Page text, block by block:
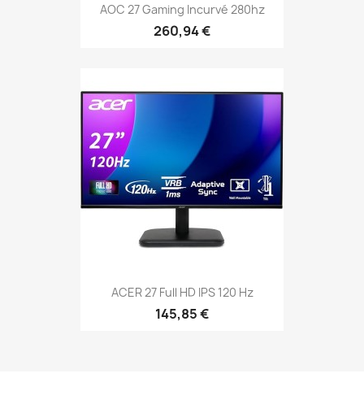
AOC 27 Gaming Incurvé 280hz
260,94 €
ACER 27 Full HD IPS 120 Hz
145,85 €